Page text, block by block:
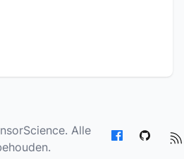
. Alle